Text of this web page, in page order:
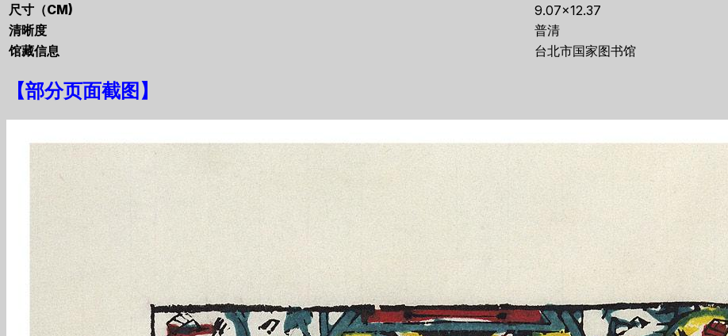
尺寸（CM)
9.07×12.37
清晰度
普清
馆藏信息
台北市国家图书馆
【部分页面截图 】